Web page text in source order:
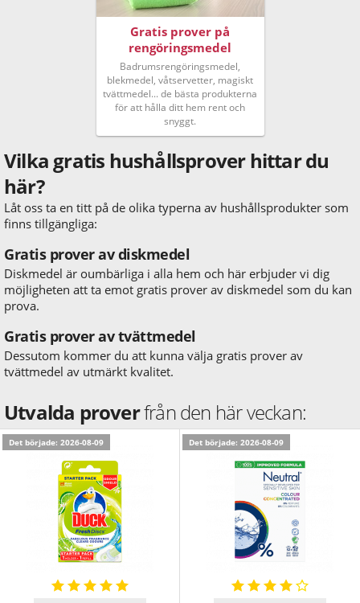
Gratis prover på
rengöringsmedel
Badrumsrengöringsmedel,
blekmedel, våtservetter, magiskt
tvättmedel... de bästa produkterna
för att hålla ditt hem rent och
snyggt.
Vilka gratis hushållsprover hittar du
här?
Låt oss ta en titt på de olika typerna av hushållsprodukter som
finns tillgängliga:
Gratis prover av diskmedel
Diskmedel är oumbärliga i alla hem och här erbjuder vi dig
möjligheten att ta emot gratis prover av diskmedel som du kan
prova.
Gratis prover av tvättmedel
Dessutom kommer du att kunna välja gratis prover av
tvättmedel av utmärkt kvalitet.
Utvalda proverfrån den här veckan:
Det började: 2026-08-09 Det började: 2026-08-09